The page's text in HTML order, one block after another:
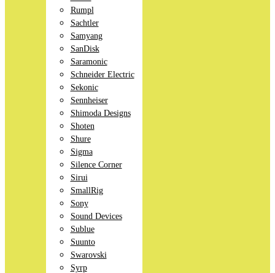
Rumpl
Sachtler
Samyang
SanDisk
Saramonic
Schneider Electric
Sekonic
Sennheiser
Shimoda Designs
Shoten
Shure
Sigma
Silence Corner
Sirui
SmallRig
Sony
Sound Devices
Sublue
Suunto
Swarovski
Syrp